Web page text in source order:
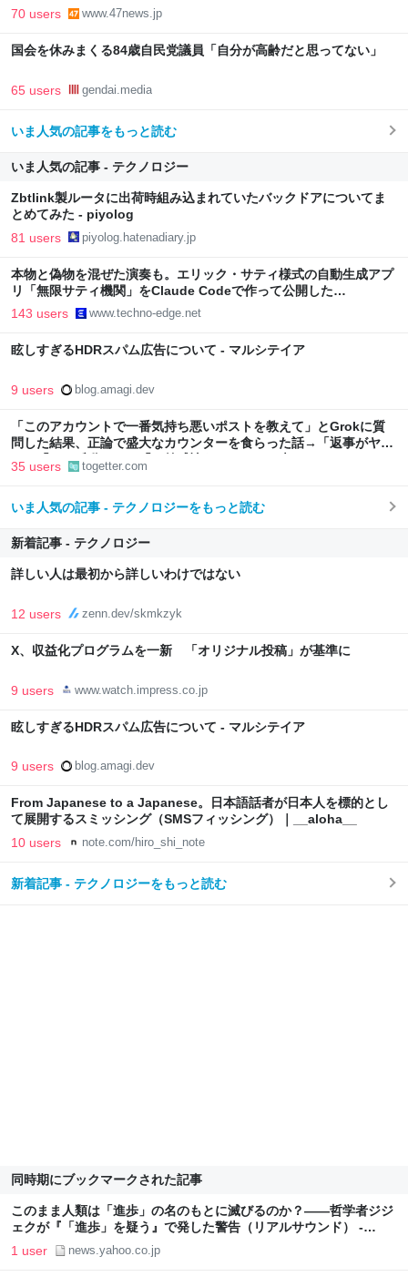
70 users www.47news.jp
国会を休みまくる84歳自民党議員「自分が高齢だと思ってない」
65 users gendai.media
いま人気の記事をもっと読む
いま人気の記事 - テクノロジー
Zbtlink製ルータに出荷時組み込まれていたバックドアについてま
とめてみた - piyolog
81 users piyolog.hatenadiary.jp
本物と偽物を混ぜた演奏も。エリック・サティ様式の自動生成アプ
リ「無限サティ機関」をClaude Codeで作って公開した
（CloseBox） | テクノエッジ TechnoEdge
143 users www.techno-edge.net
眩しすぎるHDRスパム広告について - マルシテイア
9 users blog.amagi.dev
「このアカウントで一番気持ち悪いポストを教えて」とGrokに質
問した結果、正論で盛大なカウンターを食らった話→「返事がヤバ
い」「AIの反乱か？」「お前感情あるだろ」の声も
35 users togetter.com
いま人気の記事 - テクノロジーをもっと読む
新着記事 - テクノロジー
詳しい人は最初から詳しいわけではない
12 users zenn.dev/skmkzyk
X、収益化プログラムを一新 「オリジナル投稿」が基準に
9 users www.watch.impress.co.jp
眩しすぎるHDRスパム広告について - マルシテイア
9 users blog.amagi.dev
From Japanese to a Japanese。日本語話者が日本人を標的とし
て展開するスミッシング（SMSフィッシング）｜__aloha__
10 users note.com/hiro_shi_note
新着記事 - テクノロジーをもっと読む
同時期にブックマークされた記事
このまま人類は「進歩」の名のもとに滅びるのか？――哲学者ジジ
ェクが『「進歩」を疑う』で発した警告（リアルサウンド） -
Yahoo!ニュース
1 user news.yahoo.co.jp